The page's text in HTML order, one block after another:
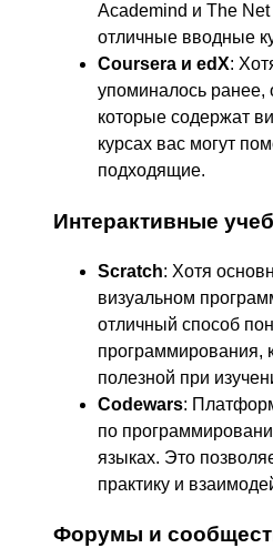
Academind и The
отличные вводные
Coursera и edX:
упоминалось ранее,
которые содержат
курсах вас могут
подходящие.
Интерактивные
Scratch: Хотя
визуальном
отличный способ
программирования,
полезной при
Codewars:
по
языках. Это
практику и
Форумы и